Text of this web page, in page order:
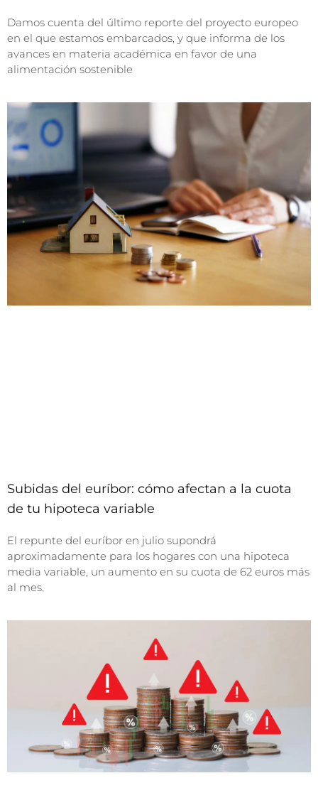
Damos cuenta del último reporte del proyecto europeo
en el que estamos embarcados, y que informa de los
avances en materia académica en favor de una
alimentación sostenible
Subidas del euríbor: cómo afectan a la cuota
de tu hipoteca variable
El repunte del euríbor en julio supondrá
aproximadamente para los hogares con una hipoteca
media variable, un aumento en su cuota de 62 euros más
al mes.